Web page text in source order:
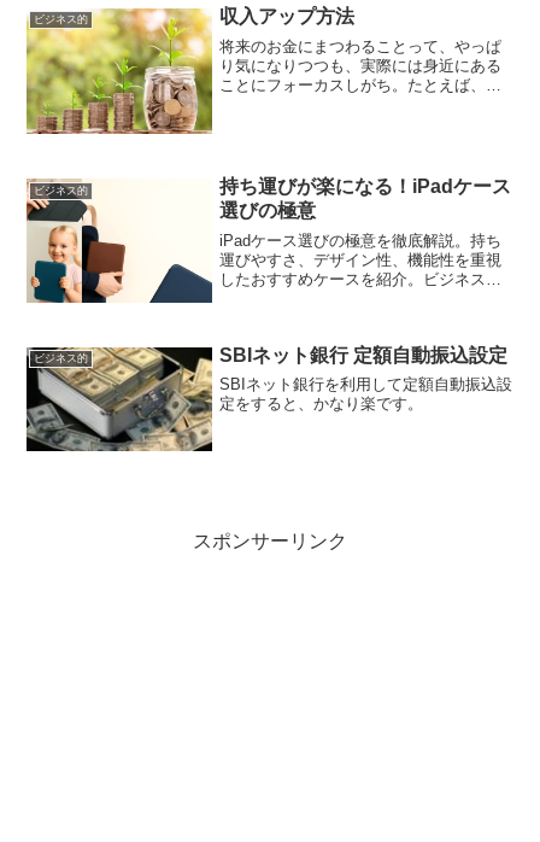
ビジネス的 収入アップ方法
将来のお金にまつわることって、やっぱ
り気になりつつも、実際には身近にある
ことにフォーカスしがち。たとえば、私
ビジネス的
持ち運びが楽になる！iPadケース
選びの極意
iPadケース選びの極意を徹底解説。持ち
運びやすさ、デザイン性、機能性を重視
したおすすめケースを紹介。ビジネスシ
ビジネス的 SBIネット銀行 定額自動振込設定
SBIネット銀行を利用して定額自動振込設
定をすると、かなり楽です。
スポンサーリンク